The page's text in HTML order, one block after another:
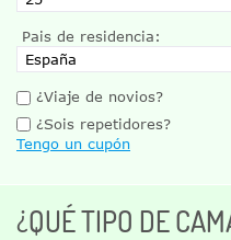
Pais de residencia:
¿Viaje de novios?
¿Sois repetidores?
Tengo un cupón
¿QUÉ TIPO DE